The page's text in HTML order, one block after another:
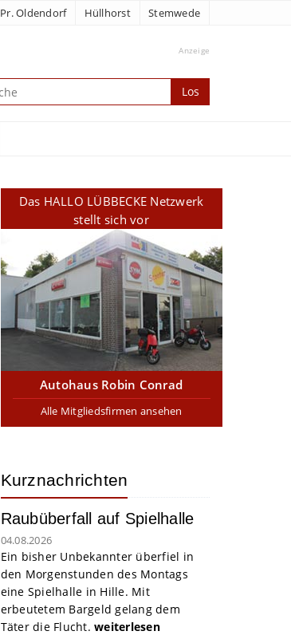
Pr. Oldendorf Hüllhorst Stemwede
Anzeige
Los
Das HALLO LÜBBECKE Netzwerk
stellt sich vor
Autohaus Robin Conrad
Alle Mitgliedsfirmen ansehen
Kurznachrichten
Raubüberfall auf Spielhalle
04.08.2026
Ein bisher Unbekannter überfiel in
den Morgenstunden des Montags
eine Spielhalle in Hille. Mit
erbeutetem Bargeld gelang dem
Täter die Flucht. weiterlesen